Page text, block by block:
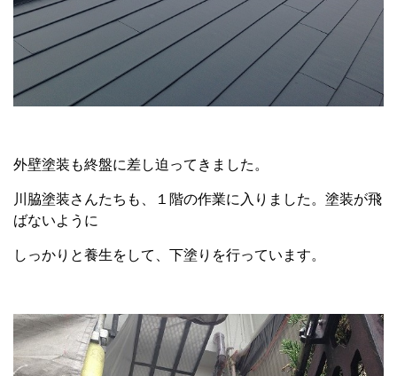
外壁塗装も終盤に差し迫ってきました。
川脇塗装さんたちも、１階の作業に入りました。塗装が飛
ばないように
しっかりと養生をして、下塗りを行っています。